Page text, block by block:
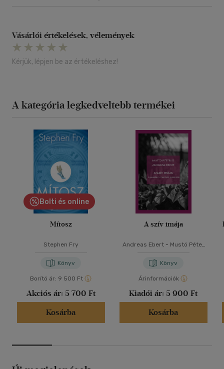
Vásárlói értékelések, vélemények
Kérjük, lépjen be az értékeléshez!
A kategória legkedveltebb termékei
Bolti és online
Mítosz
Stephen Fry
Könyv
Borító ár: 9 500 Ft
Akciós ár: 5 700 Ft
Kosárba
A szív imája
Andreas Ebert- Mustó Péter
Könyv
Árinformációk
Kiadói ár: 5 900 Ft
Kosárba